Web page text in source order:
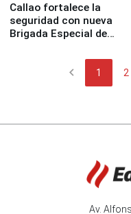
Callao fortalece la
seguridad con nueva
Brigada Especial de
equipamiento para
chevron_left 1 2
Av.